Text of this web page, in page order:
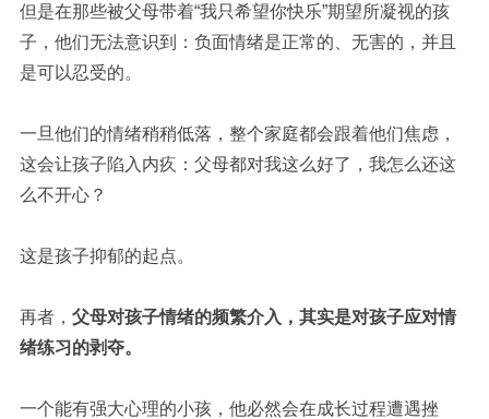
但是在那些被父母带着“我只希望你快乐”期望所凝视的孩
子，他们无法意识到：负面情绪是正常的、无害的，并且
是可以忍受的。
一旦他们的情绪稍稍低落，整个家庭都会跟着他们焦虑，
这会让孩子陷入内疚：父母都对我这么好了，我怎么还这
么不开心？
这是孩子抑郁的起点。
再者， 父母对孩子情绪的频繁介入，其实是对孩子应对情
绪练习的剥夺。
一个能有强大心理的小孩，他必然会在成长过程遭遇挫